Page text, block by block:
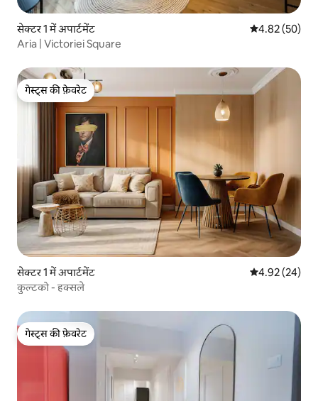
सेक्टर 1 में अपार्टमेंट औसत रेटिंग 5 में
4.82 (50)
Aria | Victoriei Square
गेस्ट्स की फ़ेवरेट
गेस्ट्स की फ़ेवरेट
सेक्टर 1 में अपार्टमेंट औसत रेटिंग 5 में
4.92 (24)
कुल्टको - हक्सले
गेस्ट्स की फ़ेवरेट
गेस्ट्स की फ़ेवरेट